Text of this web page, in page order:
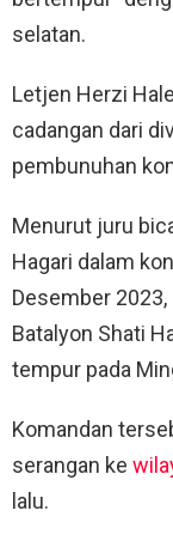
selatan.
Letjen Herzi
cadangan dari
pembunuhan
Menurut juru
Hagari dalam
Desember
Batalyon Shati
tempur pada
Komandan
serangan ke
lalu.